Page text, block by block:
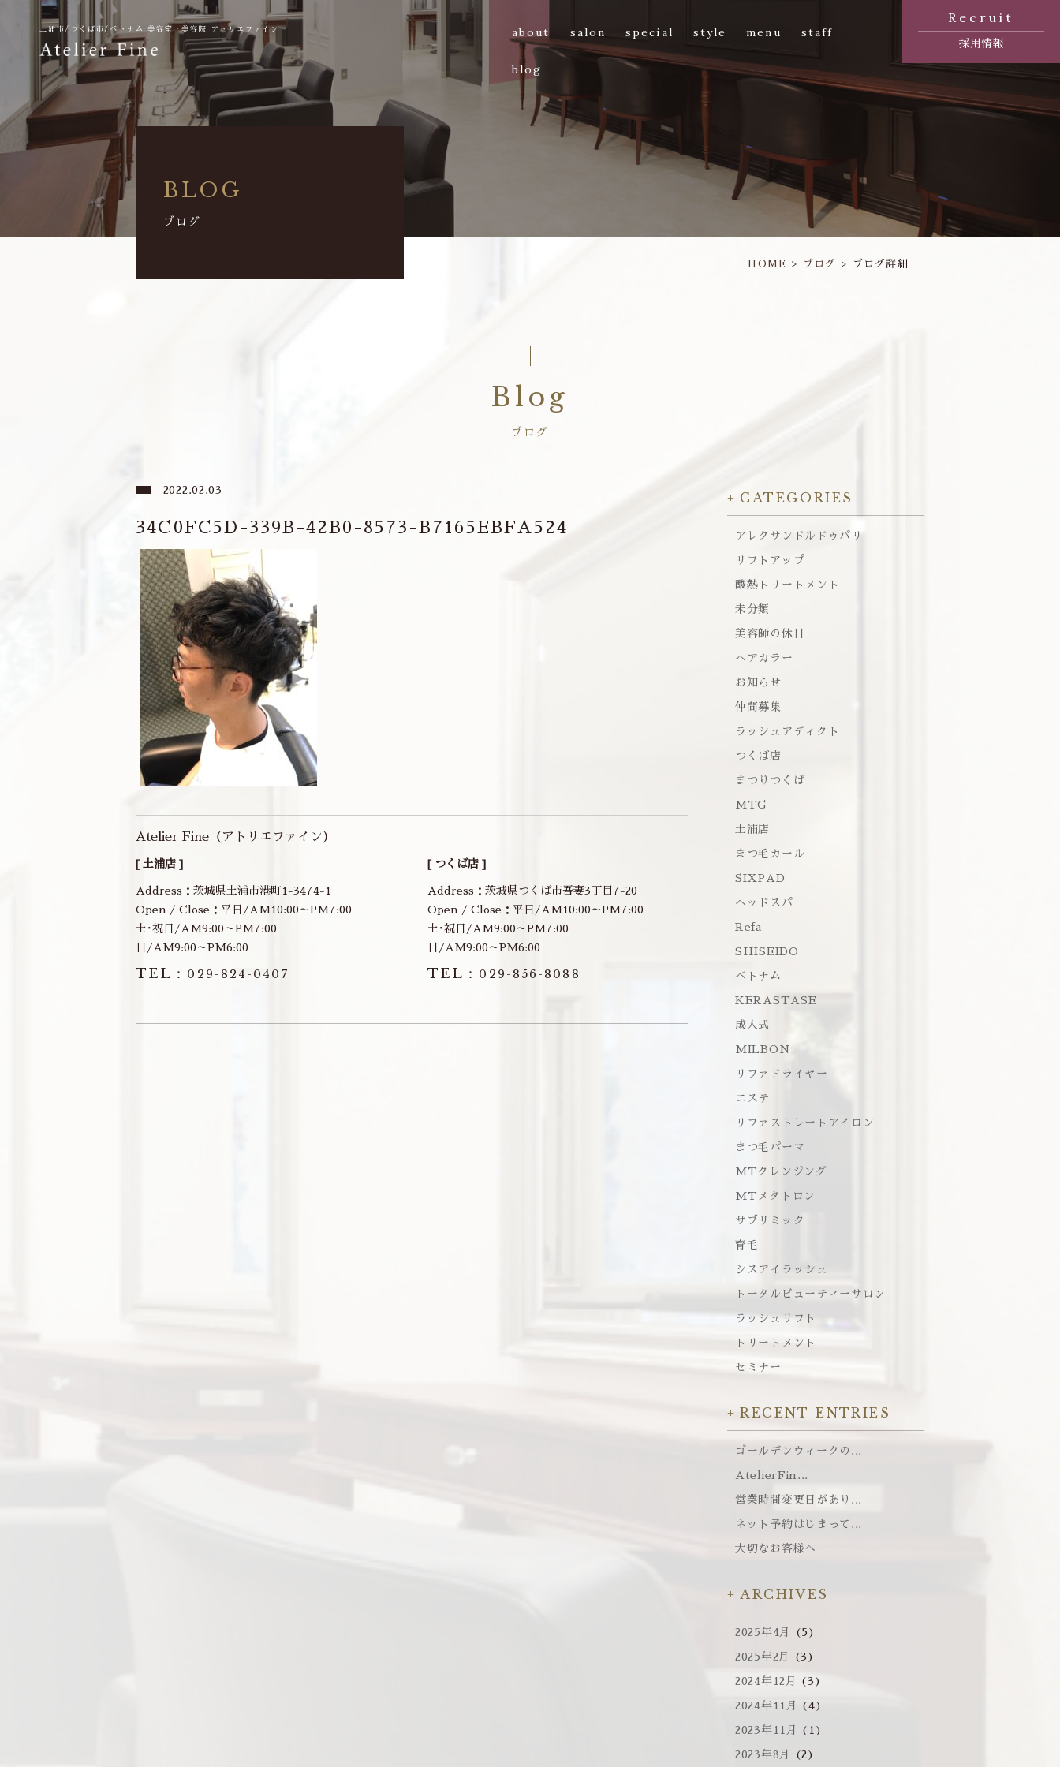
土浦市/つくば市/ベトナム美容室・美容院 アトリエファイン about salon special style menu staff
blog
Recruit
採用情報
BLOG
ブログ
HOME ブログ ブログ詳細
Blog
ブログ
2022.02.03
34C0FC5D-339B-42B0-8573-B7165EBFA524
Atelier Fine（アトリエファイン）
[ 土浦店 ]
Address：茨城県土浦市港町1-3474-1
Open / Close：平日/AM10:00～PM7:00
土･祝日/AM9:00～PM7:00
日/AM9:00～PM6:00
TEL： 029-824-0407
[ つくば店 ]
Address：茨城県つくば市吾妻3丁目7-20
Open / Close：平日/AM10:00～PM7:00
土･祝日/AM9:00～PM7:00
日/AM9:00～PM6:00
TEL： 029-856-8088
CATEGORIES
アレクサンドルドゥパリ
リフトアップ
酸熱トリートメント
未分類
美容師の休日
ヘアカラー
お知らせ
仲間募集
ラッシュアディクト
つくば店
まつりつくば
MTG
土浦店
まつ毛カール
SIXPAD
ヘッドスパ
Refa
SHISEIDO
ベトナム
KERASTASE
成人式
MILBON
リファドライヤー
エステ
リファストレートアイロン
まつ毛パーマ
MTクレンジング
MTメタトロン
サブリミック
育毛
シスアイラッシュ
トータルビューティーサロン
ラッシュリフト
トリートメント
セミナー
RECENT ENTRIES
ゴールデンウィークの...
AtelierFin...
営業時間変更日があり...
ネット予約はじまって...
大切なお客様へ
ARCHIVES
2025年4月 (5)
2025年2月 (3)
2024年12月 (3)
2024年11月 (4)
2023年11月 (1)
2023年8月 (2)